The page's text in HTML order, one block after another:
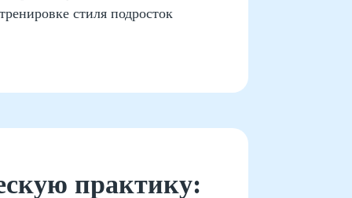
стиля подросток
практику: